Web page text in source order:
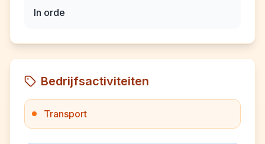
In orde
Bedrijfsactiviteiten
Transport